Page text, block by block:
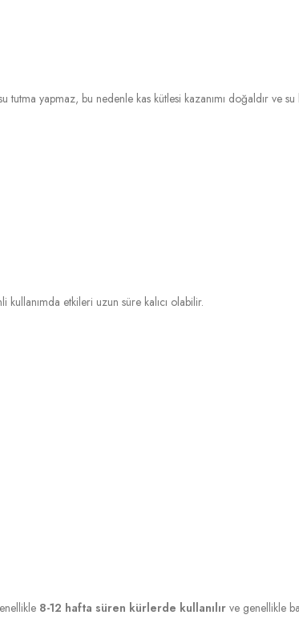
tutma yapmaz, bu nedenle kas kütlesi kazanımı doğaldır ve
kullanımda etkileri uzun süre kalıcı olabilir.
8-12 hafta süren kürlerde kullanılır ve genellikle